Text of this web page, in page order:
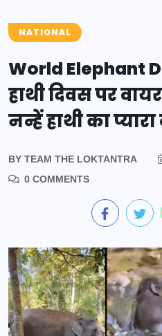
NATIONAL
World Elephant
हाथी दिवस पर
नन्हें हाथी का प्यारा
BY TEAM THE LOKTANTRA
0 COMMENTS